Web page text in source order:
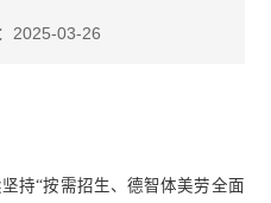
2025-03-26
持“按需招生、德智体美劳全面